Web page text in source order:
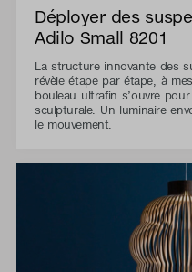
Déployer des
Adilo Small 8201
La structure innovante des
révèle étape par étape, à
bouleau ultrafin s’ouvre
sculpturale. Un luminaire
le mouvement.